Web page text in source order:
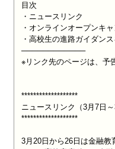
目次
・ニュースリンク
・オンラインオープンキ
・高校生の進路ガイダン
────────────
※リンク先のページは、予
*******************
ニュースリンク（3月7日
*******************
3月20日から26日は金融